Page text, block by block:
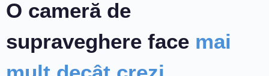
O cameră de
supraveghere face mai